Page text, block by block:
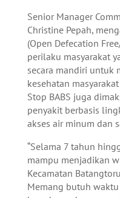
Senior Manager
Christine Pepah,
(Open Defecation
perilaku masyarakat
secara mandiri untuk
kesehatan
Stop BABS juga
penyakit berbasis
akses air minum dan
“Selama 7 tahun
mampu menjadikan
Kecamatan
Memang butuh